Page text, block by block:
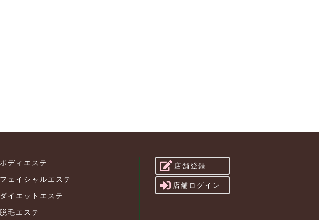
ボディエステ
フェイシャルエステ
ダイエットエステ
脱毛エステ
店舗登録
店舗ログイン